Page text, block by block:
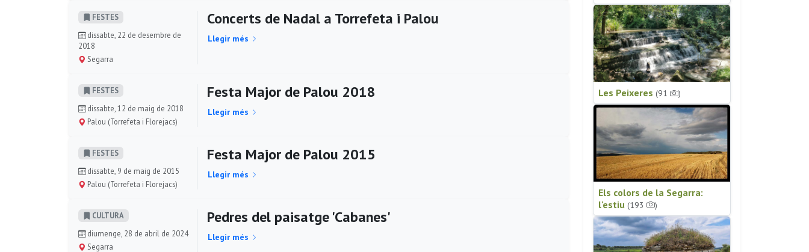
FESTES
dissabte, 22 de desembre de
2018
Segarra
Concerts de Nadal a Torrefeta i Palou
Llegir més
FESTES
dissabte, 12 de maig de 2018
Palou (Torrefeta i Florejacs)
Festa Major de Palou 2018
Llegir més
FESTES
dissabte, 9 de maig de 2015
Palou (Torrefeta i Florejacs)
Festa Major de Palou 2015
Llegir més
CULTURA
diumenge, 28 de abril de 2024
Segarra
Pedres del paisatge 'Cabanes'
Llegir més
Les Peixeres (91 )
Els colors de la Segarra:
l'estiu (193 )